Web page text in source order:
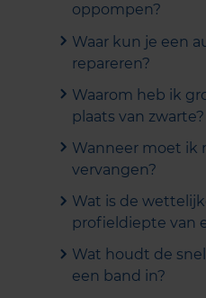
oppompen?
Waar kun je een
repareren?
Waarom heb ik
plaats van zwarte?
Wanneer moet ik
vervangen?
Wat is de
profieldiepte van
Wat houdt de
een band in?